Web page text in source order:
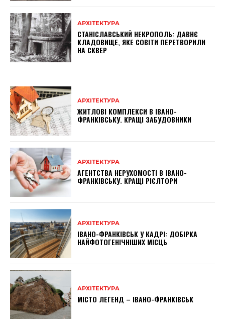
АРХІТЕКТУРА
СТАНІСЛАВСЬКИЙ НЕКРОПОЛЬ: ДАВНЄ
КЛАДОВИЩЕ, ЯКЕ СОВІТИ ПЕРЕТВОРИЛИ
НА СКВЕР
АРХІТЕКТУРА
ЖИТЛОВІ КОМПЛЕКСИ В ІВАНО-
ФРАНКІВСЬКУ. КРАЩІ ЗАБУДОВНИКИ
АРХІТЕКТУРА
АГЕНТСТВА НЕРУХОМОСТІ В ІВАНО-
ФРАНКІВСЬКУ. КРАЩІ РІЄЛТОРИ
АРХІТЕКТУРА
ІВАНО-ФРАНКІВСЬК У КАДРІ: ДОБІРКА
НАЙФОТОГЕНІЧНІШИХ МІСЦЬ
АРХІТЕКТУРА
МІСТО ЛЕГЕНД – ІВАНО-ФРАНКІВСЬК